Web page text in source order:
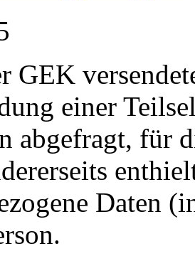
GEK
einer
abgefragt, für
Daten